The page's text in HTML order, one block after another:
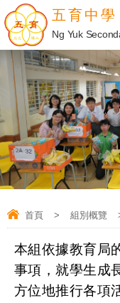
五育中學
Ng Yuk
首頁 > 組別概覽
本組依據教育局
事項，就學生成
方位地推行各項